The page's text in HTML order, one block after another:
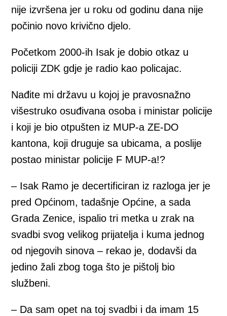
nije izvršena jer u roku od godinu dana nije
počinio novo krivično djelo.
Početkom 2000-ih Isak je dobio otkaz u
policiji ZDK gdje je radio kao policajac.
Nađite mi državu u kojoj je pravosnažno
višestruko osuđivana osoba i ministar policije
i koji je bio otpušten iz MUP-a ZE-DO
kantona, koji druguje sa ubicama, a poslije
postao ministar policije F MUP-a!?
– Isak Ramo je decertificiran iz razloga jer je
pred Općinom, tadašnje Općine, a sada
Grada Zenice, ispalio tri metka u zrak na
svadbi svog velikog prijatelja i kuma jednog
od njegovih sinova – rekao je, dodavši da
jedino žali zbog toga što je pištolj bio
službeni.
– Da sam opet na toj svadbi i da imam 15